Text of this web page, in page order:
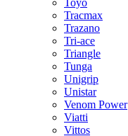
Toyo
Tracmax
Trazano
Tri-ace
Triangle
Tunga
Unigrip
Unistar
Venom Power
Viatti
Vittos